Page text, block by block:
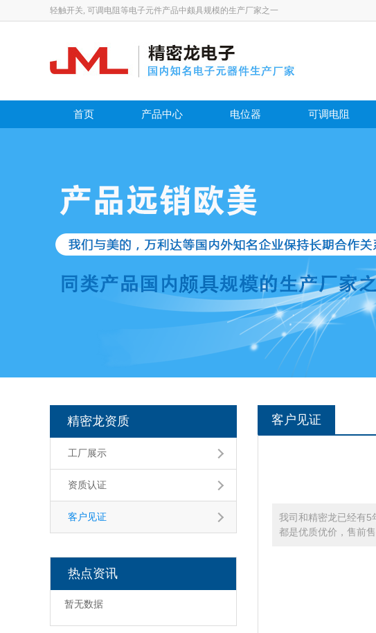
轻触开关, 可调电阻等电子元件产品中颇具规模的生产厂家之一
首页 产品中心 电位器 可调电阻
精密龙资质
工厂展示
资质认证
客户见证
热点资讯
暂无数据
客户见证
我司和精密龙已经有5
都是优质优价，售前